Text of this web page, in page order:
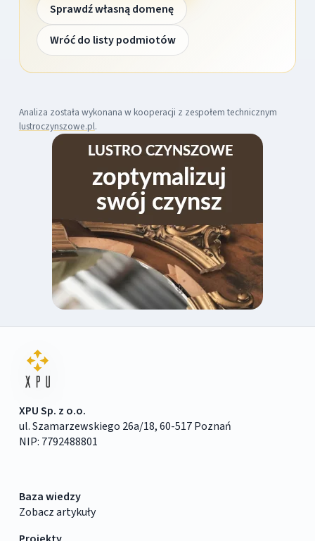
Sprawdź własną domenę
Wróć do listy podmiotów
Analiza została wykonana w kooperacji z zespołem technicznym
lustroczynszowe.pl.
XPU Sp. z o.o.
ul. Szamarzewskiego 26a/18, 60-517 Poznań
NIP: 7792488801
Baza wiedzy
Zobacz artykuły